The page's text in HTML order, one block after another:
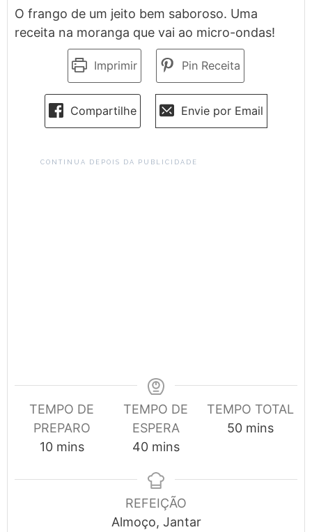
O frango de um jeito bem saboroso. Uma
receita na moranga que vai ao micro-ondas!
Imprimir Pin Receita
Compartilhe Envie por Email
CONTINUA DEPOIS DA PUBLICIDADE
TEMPO DE
PREPARO
10minutes
mins
TEMPO DE
ESPERA
40minutes
mins
TEMPO TOTAL
50minutes
mins
REFEIÇÃO
Almoço, Jantar